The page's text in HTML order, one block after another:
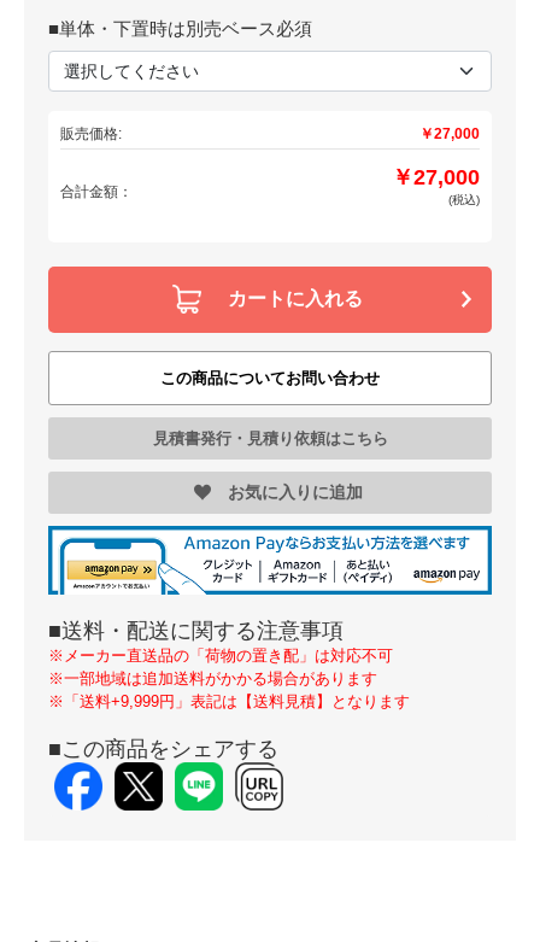
■単体・下置時は別売ベース必須
販売価格: ￥27,000
合計金額：
￥27,000
(税込)
カートに入れる
この商品についてお問い合わせ
見積書発行・見積り依頼はこちら
お気に入りに追加
■送料・配送に関する注意事項
※メーカー直送品の「荷物の置き配」は対応不可
※一部地域は追加送料がかかる場合があります
※「送料+9,999円」表記は【送料見積】となります
■この商品をシェアする